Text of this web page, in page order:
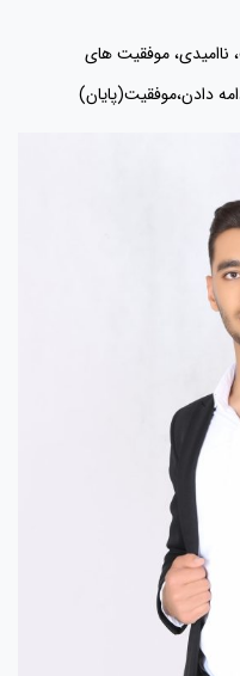
موفقیت های
دادن،موفقیت(پایان)